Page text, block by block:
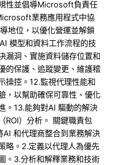
性並倡導Microsoft負責任
業務應用程式中協
地位，以優化營運並解鎖
模型和資料工作流程的技
漏洞、實施資料儲存位置和
的保護、追蹤變更、維護稽
操控。12.監視代理性能和
，以幫助確保可靠性、優化
。13.能夠對AI 驅動的解決
ROI）分析。 關鍵職責包
AI 和代理商整合到業務解決
略。2.定義以代理人為優先
。3.分析和解釋業務和技術